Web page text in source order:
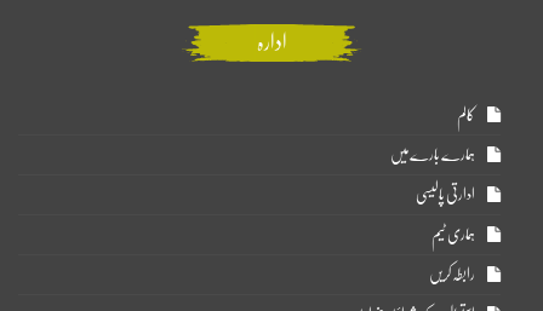
ادارہ
کالم
ہمارے بارے میں
ادارتی پالیسی
ہماری ٹیم
رابطہ کریں